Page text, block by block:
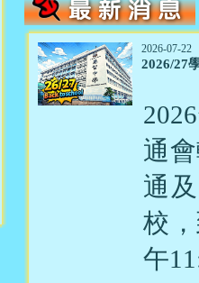
2026-07-22
2026/27
通
通
校
午